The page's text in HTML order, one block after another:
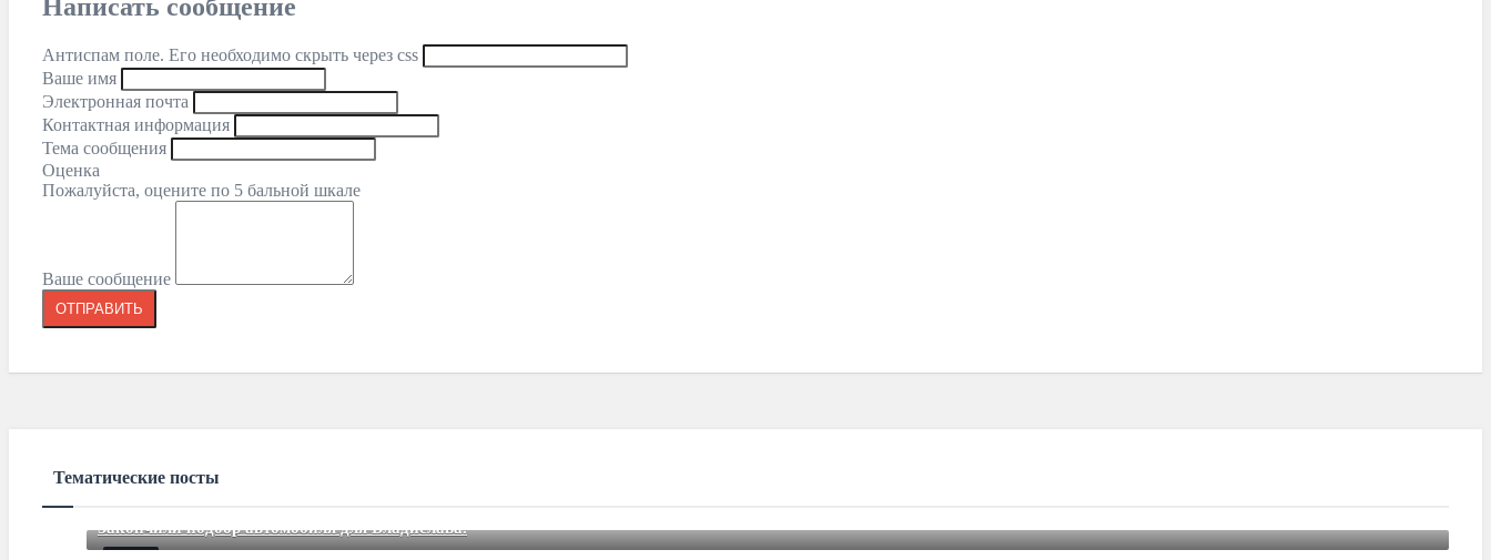
Написать сообщение
Антиспам поле. Его необходимо скрыть через css
Ваше имя
Электронная почта
Контактная информация
Тема сообщения
Оценка
Пожалуйста, оцените по 5 бальной шкале
Ваше сообщение
Тематические посты
Закончили подбор автомобиля для Владислава.